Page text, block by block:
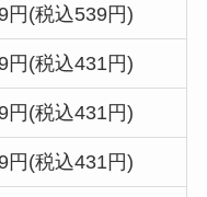
円(税込539円)
円(税込431円)
円(税込431円)
円(税込431円)